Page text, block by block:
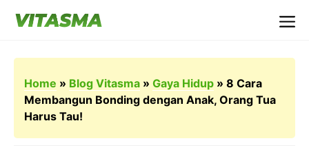
Home » Blog Vitasma » Gaya Hidup » 8 Cara
Membangun Bonding dengan Anak, Orang Tua
Harus Tau!